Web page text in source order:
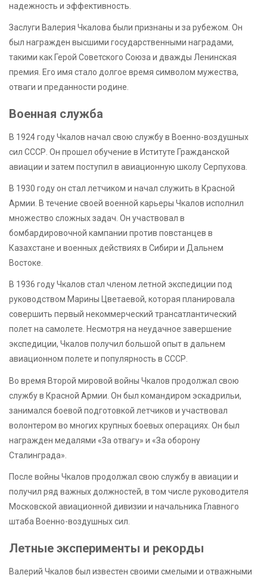
надежность и эффективность.
Заслуги Валерия Чкалова были признаны и за рубежом. Он
был награжден высшими государственными наградами,
такими как Герой Советского Союза и дважды Ленинская
премия. Его имя стало долгое время символом мужества,
отваги и преданности родине.
Военная служба
В 1924 году Чкалов начал свою службу в Военно-воздушных
сил СССР. Он прошел обучение в Иституте Гражданской
авиации и затем поступил в авиационную школу Серпухова.
В 1930 году он стал летчиком и начал служить в Красной
Армии. В течение своей военной карьеры Чкалов исполнил
множество сложных задач. Он участвовал в
бомбардировочной кампании против повстанцев в
Казахстане и военных действиях в Сибири и Дальнем
Востоке.
В 1936 году Чкалов стал членом летной экспедиции под
руководством Марины Цветаевой, которая планировала
совершить первый некоммерческий трансатлантический
полет на самолете. Несмотря на неудачное завершение
экспедиции, Чкалов получил большой опыт в дальнем
авиационном полете и популярность в СССР.
Во время Второй мировой войны Чкалов продолжал свою
службу в Красной Армии. Он был командиром эскадрильи,
занимался боевой подготовкой летчиков и участвовал
волонтером во многих крупных боевых операциях. Он был
награжден медалями «За отвагу» и «За оборону
Сталинграда».
После войны Чкалов продолжал свою службу в авиации и
получил ряд важных должностей, в том числе руководителя
Московской авиационной дивизии и начальника Главного
штаба Военно-воздушных сил.
Летные эксперименты и рекорды
Валерий Чкалов был известен своими смелыми и отважными